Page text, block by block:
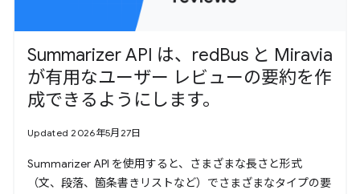
Summarizer API は、redBus と Miravia
が有用なユーザー レビューの要約を作
成できるようにします。
Updated 2026年5月27日
Summarizer API を使用すると、さまざまな長さと形式
（文、段落、箇条書きリストなど）でさまざまなタイプの要